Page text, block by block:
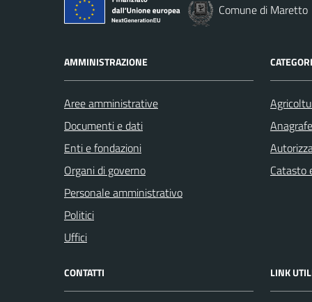
Comune di Maretto
AMMINISTRAZIONE
Aree amministrative
Documenti e dati
Enti e fondazioni
Organi di governo
Personale amministrativo
Politici
Uffici
Catasto
CONTATTI LINK